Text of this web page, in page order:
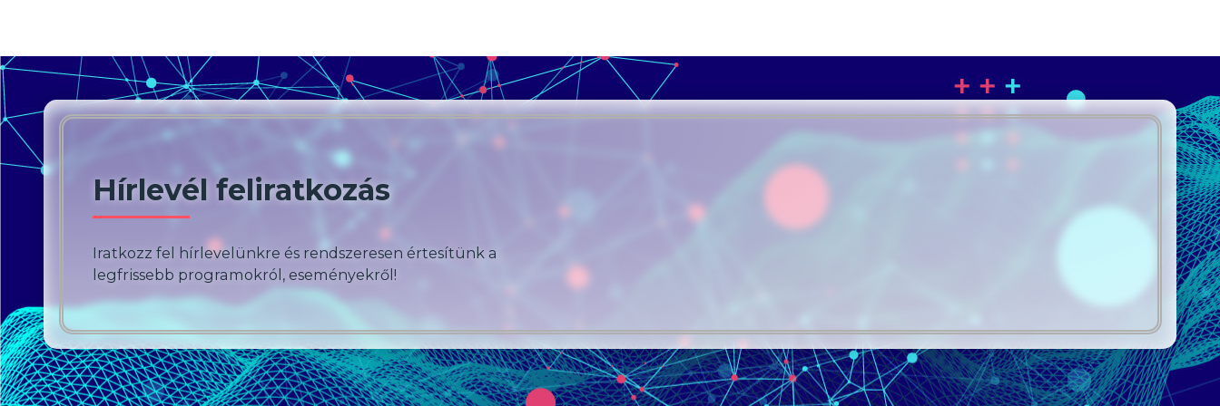
Hírlevél feliratkozás
Iratkozz fel hírlevelünkre és rendszeresen értesítünk a
legfrissebb programokról, eseményekről!